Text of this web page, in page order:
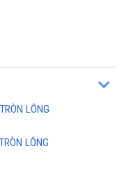
LÔNG
LÔNG